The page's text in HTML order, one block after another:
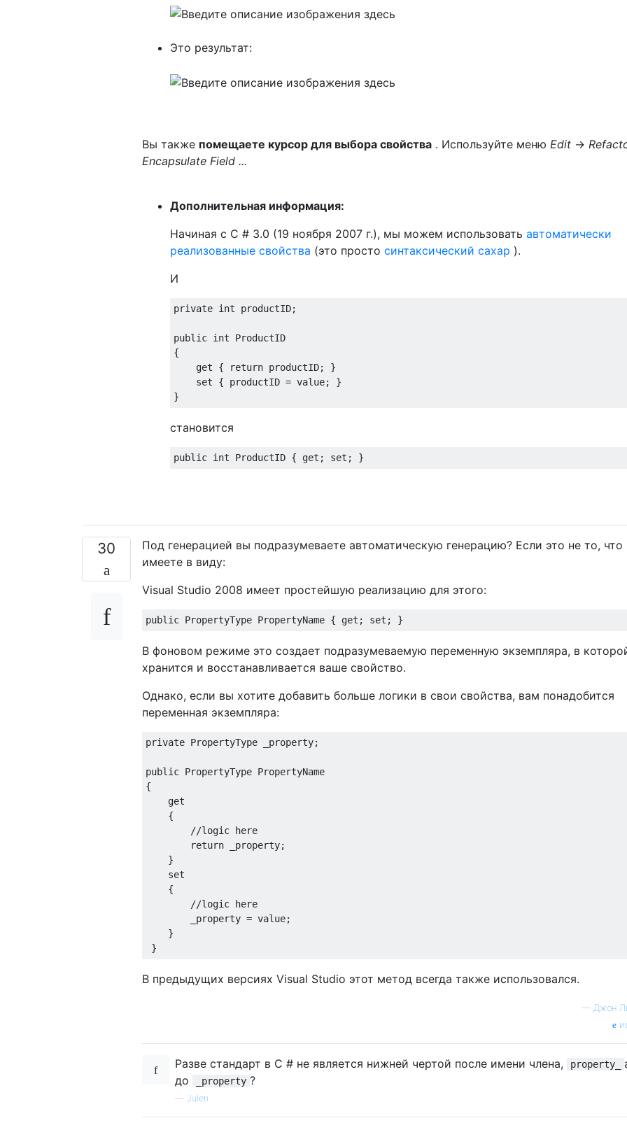
Это результат:
Вы также помещаете курсор для выбора свойства . Используйте меню Edit →
Encapsulate Field ...
Дополнительная информация:
Начиная с C # 3.0 (19 ноября 2007 г.), мы можем использовать автоматически
реализованные свойства (это просто синтаксический сахар ).
И
private int productID;
public int
ProductID
{
get
{ return productID;
}
set
{ productID = value;
}
}
становится
public int ProductID { get ; set ; }
30
Под генерацией вы подразумеваете автоматическую генерацию? Если это не то, что
имеете в виду:
Visual Studio 2008 имеет простейшую реализацию для этого:
public PropertyType PropertyName { get ; set ; }
В фоновом режиме это создает подразумеваемую переменную экземпляра, в
хранится и восстанавливается ваше свойство.
Однако, если вы хотите добавить больше логики в свои свойства, вам понадобится
переменная экземпляра:
private PropertyType _property;
public PropertyType PropertyName
{
get
{
//logic here
return _property;
}
set
{
//logic here
        _property
= value;
}
}
В предыдущих версиях Visual Studio этот метод всегда также использовался.
— Джон
Разве стандарт в C # не является нижней чертой после имени члена, property_
до
_property ?
— Julen